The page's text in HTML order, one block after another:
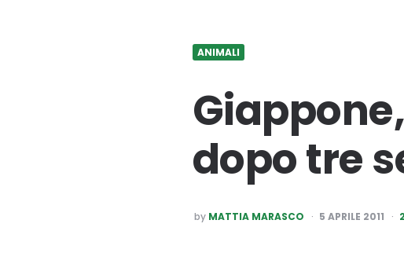
ANIMALI
dopo tre
POSTED
BY
by MATTIA MARASCO 5 APRILE 2011